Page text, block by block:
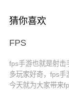
猜你喜欢
FPS
fps手游也就是射击
多玩家好奇，fps手
今天就为大家带来